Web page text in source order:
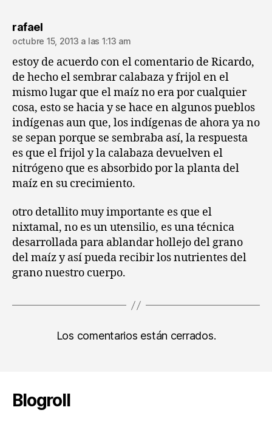
rafaeldice:
octubre 15, 2013 a las 1:13 am
estoy de acuerdo con el comentario de Ricardo,
de hecho el sembrar calabaza y frijol en el
mismo lugar que el maíz no era por cualquier
cosa, esto se hacia y se hace en algunos pueblos
indígenas aun que, los indígenas de ahora ya no
se sepan porque se sembraba así, la respuesta
es que el frijol y la calabaza devuelven el
nitrógeno que es absorbido por la planta del
maíz en su crecimiento.
otro detallito muy importante es que el
nixtamal, no es un utensilio, es una técnica
desarrollada para ablandar hollejo del grano
del maíz y así pueda recibir los nutrientes del
grano nuestro cuerpo.
Los comentarios están cerrados.
Blogroll